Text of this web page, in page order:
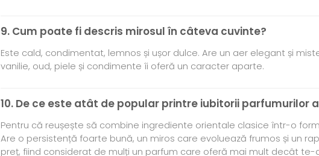
9. Cum poate fi descris mirosul în câteva cuvinte?
Este cald, condimentat, lemnos și ușor dulce. Are un aer elegant și
vanilie, oud, piele și condimente îi oferă un caracter aparte.
10. De ce este atât de popular printre iubitorii parfumurilor
Pentru că reușește să combine ingrediente orientale clasice într-o
Are o persistență foarte bună, un miros care evoluează frumos și un
preț, fiind considerat de mulți un parfum care oferă mai mult decât